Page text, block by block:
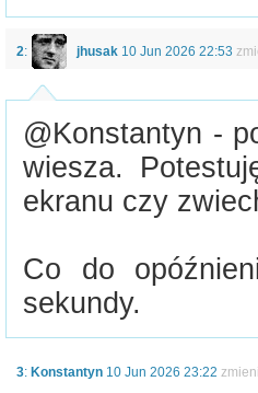
2: jhusak 10 Jun 2026 22:53
@Konstantyn -
wiesza.
ekranu czy
Co do
sekundy.
3: Konstantyn 10 Jun 2026 23:22